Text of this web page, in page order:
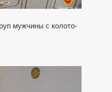
мужчины с колото-